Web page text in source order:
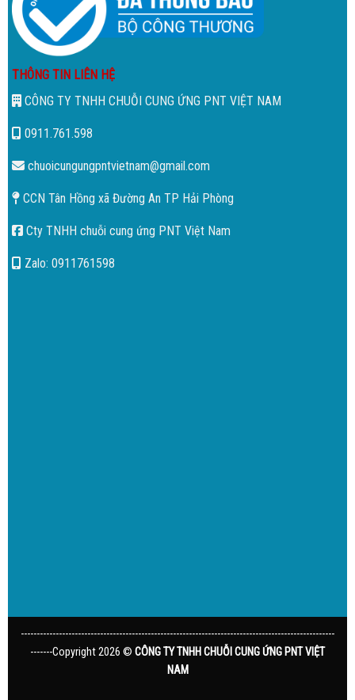
THÔNG TIN LIÊN HỆ
CÔNG TY TNHH CHUỖI CUNG ỨNG PNT VIỆT NAM
0911.761.598
chuoicungungpntvietnam@gmail.com
CCN Tân Hồng xã Đường An TP Hải Phòng
Cty TNHH chuỗi cung ứng PNT Việt Nam
Zalo: 0911761598
---------------------------------------------------------------------------------------------------
-------Copyright 2026 © CÔNG TY TNHH CHUỖI CUNG ỨNG PNT VIỆT
NAM